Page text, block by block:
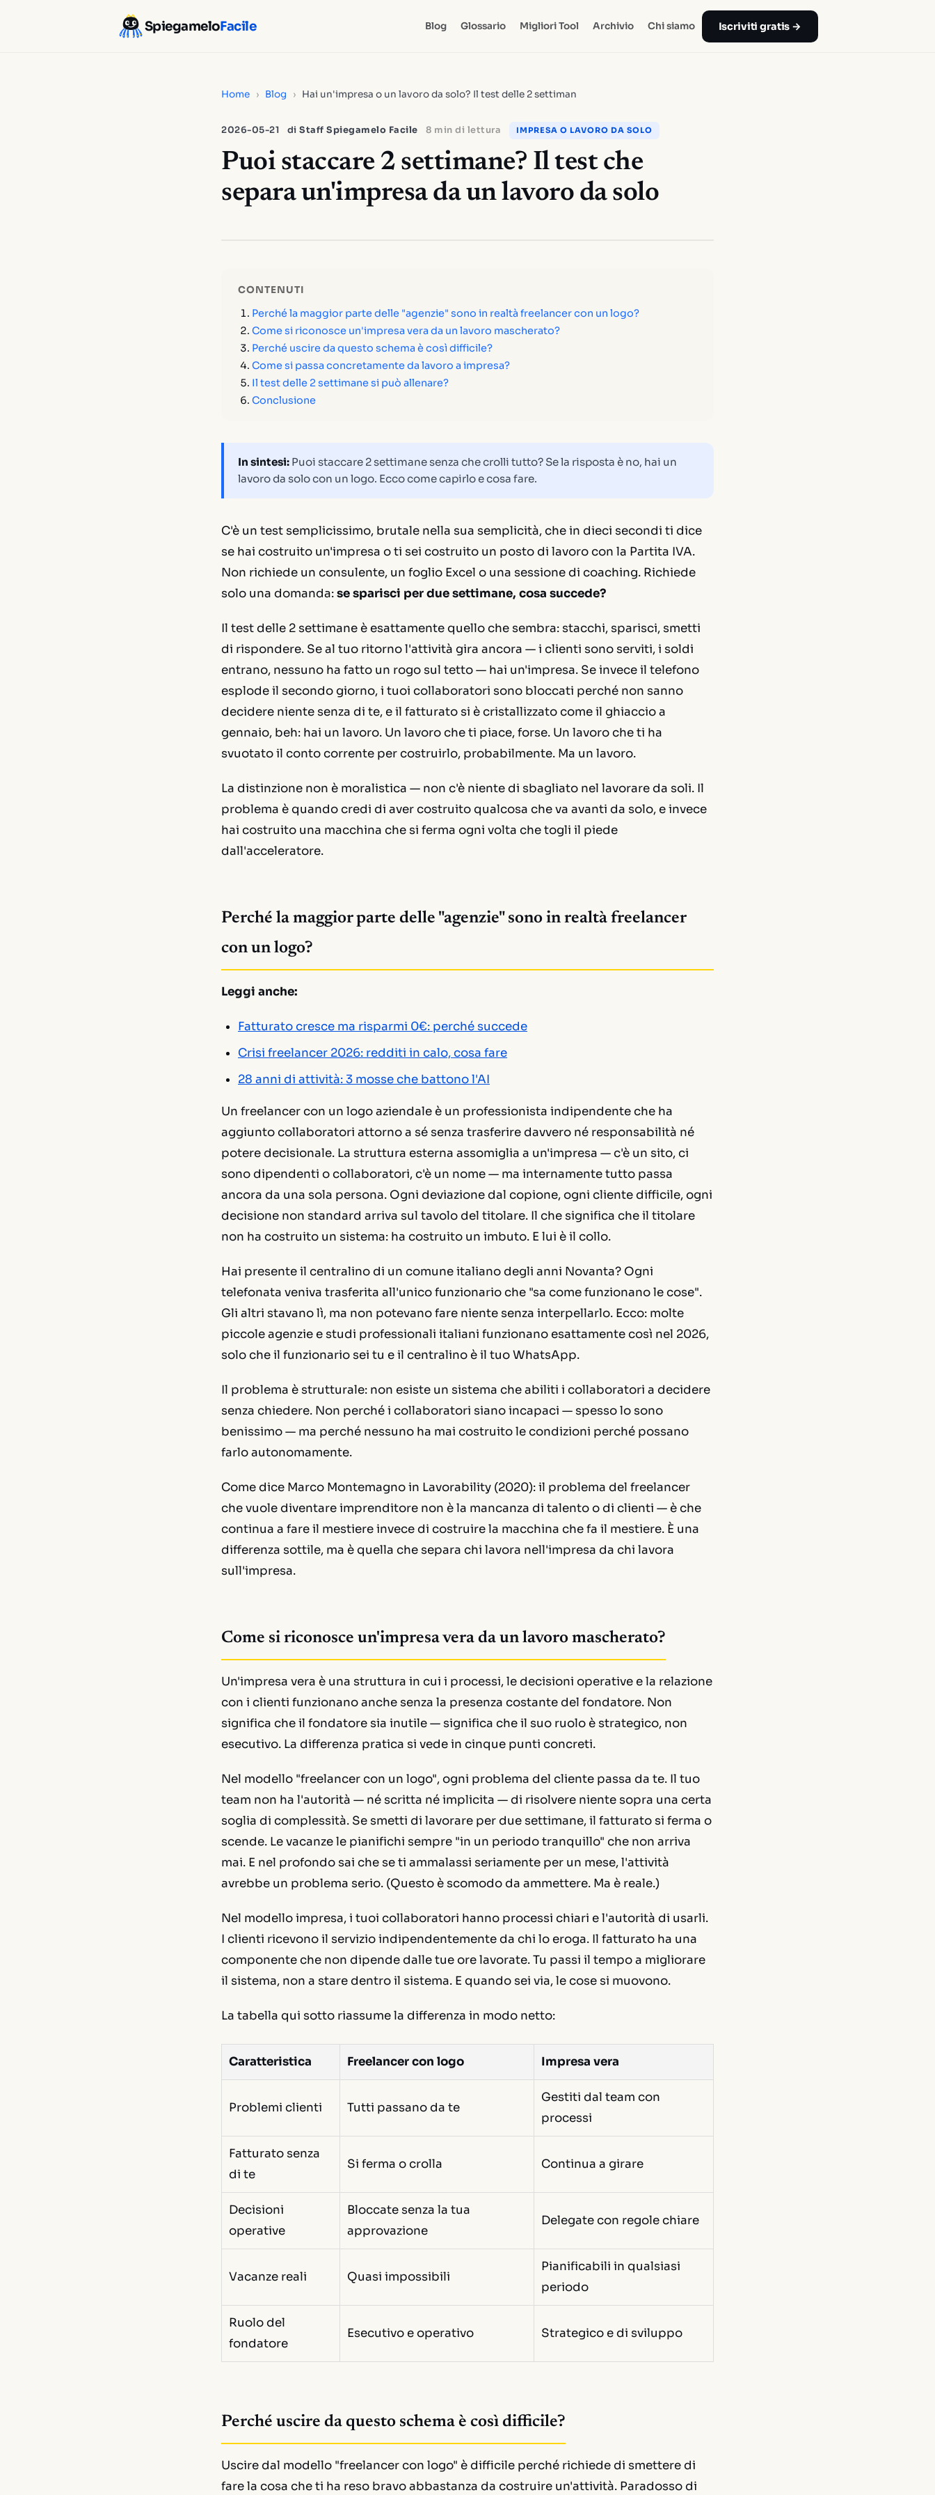
SpiegameloFacile Blog Glossario Migliori Tool Archivio Chi siamo Iscriviti gratis →
Home › Blog › Hai un'impresa o un lavoro da solo? Il test delle 2 settiman
2026-05-21 di Staff Spiegamelo Facile 8 min di lettura IMPRESA O LAVORO DA SOLO
Puoi staccare 2 settimane? Il test che
separa un'impresa da un lavoro da solo
CONTENUTI
Perché la maggior parte delle "agenzie" sono in realtà freelancer con un logo?
Come si riconosce un'impresa vera da un lavoro mascherato?
Perché uscire da questo schema è così difficile?
Come si passa concretamente da lavoro a impresa?
Il test delle 2 settimane si può allenare?
Conclusione
In sintesi: Puoi staccare 2 settimane senza che crolli tutto? Se la risposta è no, hai un
lavoro da solo con un logo. Ecco come capirlo e cosa fare.
C'è un test semplicissimo, brutale nella sua semplicità, che in dieci secondi ti dice
se hai costruito un'impresa o ti sei costruito un posto di lavoro con la Partita IVA.
Non richiede un consulente, un foglio Excel o una sessione di coaching. Richiede
solo una domanda:se sparisci per due settimane, cosa succede?
Il test delle 2 settimane è esattamente quello che sembra: stacchi, sparisci, smetti
di rispondere. Se al tuo ritorno l'attività gira ancora — i clienti sono serviti, i soldi
entrano, nessuno ha fatto un rogo sul tetto — hai un'impresa. Se invece il telefono
esplode il secondo giorno, i tuoi collaboratori sono bloccati perché non sanno
decidere niente senza di te, e il fatturato si è cristallizzato come il ghiaccio a
gennaio, beh: hai un lavoro. Un lavoro che ti piace, forse. Un lavoro che ti ha
svuotato il conto corrente per costruirlo, probabilmente. Ma un lavoro.
La distinzione non è moralistica — non c'è niente di sbagliato nel lavorare da soli. Il
problema è quandocredi di aver costruito qualcosa che va avanti da solo, e invece
hai costruito una macchina che si ferma ogni volta che togli il piede
dall'acceleratore.
Perché la maggior parte delle "agenzie" sono in realtà freelancer
con un logo?
Leggi anche:
Fatturato cresce ma risparmi 0€: perché succede
Crisi freelancer 2026: redditi in calo, cosa fare
28 anni di attività: 3 mosse che battono l'AI
Un freelancer con un logo aziendale è un professionista indipendente che ha
aggiunto collaboratori attorno a sé senza trasferire davvero né responsabilità né
potere decisionale. La struttura esterna assomiglia a un'impresa — c'è un sito, ci
sono dipendenti o collaboratori, c'è un nome — ma internamente tutto passa
ancora da una sola persona. Ogni deviazione dal copione, ogni cliente difficile, ogni
decisione non standard arriva sul tavolo del titolare. Il che significa che il titolare
non ha costruito un sistema: ha costruito un imbuto. E lui è il collo.
Hai presente il centralino di un comune italiano degli anni Novanta? Ogni
telefonata veniva trasferita all'unico funzionario che "sa come funzionano le cose".
Gli altri stavano lì, ma non potevano fare niente senza interpellarlo. Ecco: molte
piccole agenzie e studi professionali italiani funzionano esattamente così nel 2026,
solo che il funzionario sei tu e il centralino è il tuo WhatsApp.
Il problema è strutturale: non esiste un sistema che abiliti i collaboratori a decidere
senza chiedere. Non perché i collaboratori siano incapaci — spesso lo sono
benissimo — ma perché nessuno ha mai costruito le condizioni perché possano
farlo autonomamente.
Come dice Marco Montemagno in Lavorability (2020): il problema del freelancer
che vuole diventare imprenditore non è la mancanza di talento o di clienti — è che
continua a fare il mestiere invece di costruire la macchina che fa il mestiere. È una
differenza sottile, ma è quella che separa chi lavora nell'impresa da chi lavora
sull'impresa.
Come si riconosce un'impresa vera da un lavoro mascherato?
Un'impresa vera è una struttura in cui i processi, le decisioni operative e la relazione
con i clienti funzionano anche senza la presenza costante del fondatore. Non
significa che il fondatore sia inutile — significa che il suo ruolo è strategico, non
esecutivo. La differenza pratica si vede in cinque punti concreti.
Nel modello "freelancer con un logo", ogni problema del cliente passa da te. Il tuo
team non ha l'autorità — né scritta né implicita — di risolvere niente sopra una certa
soglia di complessità. Se smetti di lavorare per due settimane, il fatturato si ferma o
scende. Le vacanze le pianifichi sempre "in un periodo tranquillo" che non arriva
mai. E nel profondo sai che se ti ammalassi seriamente per un mese, l'attività
avrebbe un problema serio. (Questo è scomodo da ammettere. Ma è reale.)
Nel modello impresa, i tuoi collaboratori hanno processi chiari e l'autorità di usarli.
I clienti ricevono il servizio indipendentemente da chi lo eroga. Il fatturato ha una
componente che non dipende dalle tue ore lavorate. Tu passi il tempo a migliorare
il sistema, non a stare dentro il sistema. E quando sei via, le cose si muovono.
La tabella qui sotto riassume la differenza in modo netto:
Caratteristica Freelancer con logo Impresa vera
Problemi clienti Tutti passano da te
Gestiti dal team con
processi
Fatturato senza
di te
Si ferma o crolla Continua a girare
Decisioni
operative
Bloccate senza la tua
approvazione
Delegate con regole chiare
Vacanze reali Quasi impossibili
Pianificabili in qualsiasi
periodo
Ruolo del
fondatore
Esecutivo e operativo Strategico e di sviluppo
Perché uscire da questo schema è così difficile?
Uscire dal modello "freelancer con logo" è difficile perché richiede di smettere di
fare la cosa che ti ha reso bravo abbastanza da costruire un'attività. Paradosso di